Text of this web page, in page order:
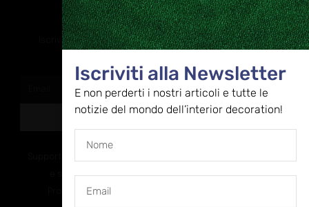
Rimaniamo in contatto
Iscriviti alla nostra newsletter per ricevere tutti gli ultimi
ISCRIVITI
e sviluppo Fascicolo n. 71.06.2024.00548
Provvedimento concessivo: decreto del
Iscriviti alla Newsletter
E non perderti i nostri articoli e tutte le
notizie del mondo dell’interior decoration!